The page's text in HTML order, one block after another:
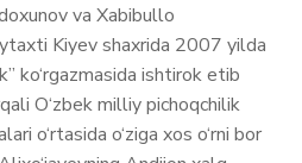
va Xabibullo
Kiyev shaxrida 2007 yilda
ko‘rgazmasida ishtirok etib
O‘zbek milliy pichoqchilik
o‘rtasida o‘ziga xos o‘rni bor